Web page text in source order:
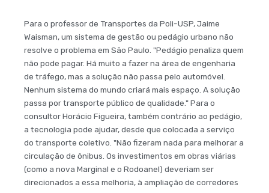
Para o professor de Transportes da Poli-USP, Jaime
Waisman, um sistema de gestão ou pedágio urbano não
resolve o problema em São Paulo. "Pedágio penaliza quem
não pode pagar. Há muito a fazer na área de engenharia
de tráfego, mas a solução não passa pelo automóvel.
Nenhum sistema do mundo criará mais espaço. A solução
passa por transporte público de qualidade." Para o
consultor Horácio Figueira, também contrário ao pedágio,
a tecnologia pode ajudar, desde que colocada a serviço
do transporte coletivo. "Não fizeram nada para melhorar a
circulação de ônibus. Os investimentos em obras viárias
(como a nova Marginal e o Rodoanel) deveriam ser
direcionados a essa melhoria, à ampliação de corredores